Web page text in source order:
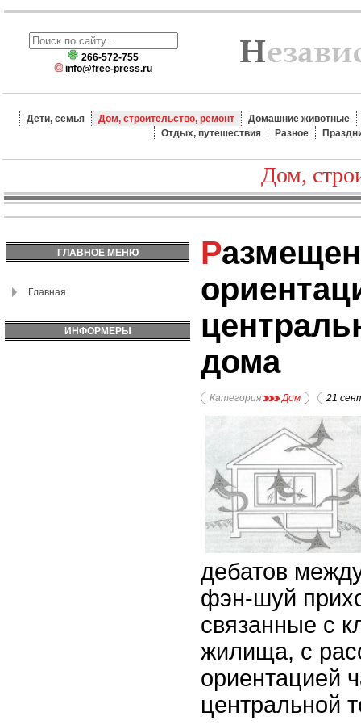
266-572-755
info@free-press.ru
Дети, семья Дом, строительство, ремонт
Домашние животные
Отдых, путешествия
Разное
Дом,
ГЛАВНОЕ МЕНЮ
Главная
ИНФОРМЕРЫ
Размещение,
дома
Категория Дом 21
дебатов
фэн-шуй
связанные с
жилища, с
ориентацией
центральной